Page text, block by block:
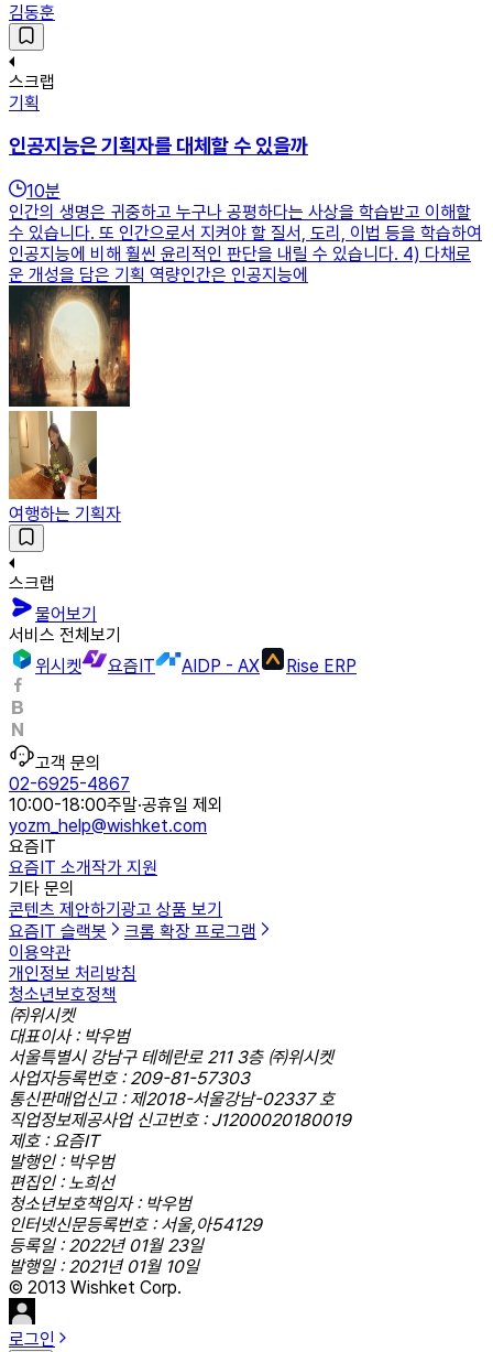
김동훈
스크랩
기획
인공지능은 기획자를 대체할 수 있을까
10분
인간의 생명은 귀중하고 누구나 공평하다는 사상을 학습받고 이해할
수 있습니다. 또 인간으로서 지켜야 할 질서, 도리, 이법 등을 학습하여
인공지능에 비해 훨씬 윤리적인 판단을 내릴 수 있습니다. 4) 다채로
운 개성을 담은 기획 역량인간은 인공지능에
여행하는 기획자
스크랩
물어보기
서비스 전체보기
위시켓
요즘IT AIDP - AX Rise ERP
고객 문의
02-6925-4867
10:00-18:00주말·공휴일 제외
yozm_help@wishket.com
요즘IT
요즘IT 소개작가 지원
기타 문의
콘텐츠 제안하기 광고 상품 보기
요즘IT 슬랙봇
크롬 확장 프로그램
이용약관
개인정보 처리방침
청소년보호정책
㈜위시켓
대표이사 : 박우범
서울특별시 강남구 테헤란로 211 3층 ㈜위시켓
사업자등록번호 : 209-81-57303
통신판매업신고 : 제2018-서울강남-02337 호
직업정보제공사업 신고번호 : J1200020180019
제호 : 요즘IT
발행인 : 박우범
편집인 : 노희선
청소년보호책임자 : 박우범
인터넷신문등록번호 : 서울,아54129
등록일 : 2022년 01월 23일
발행일 : 2021년 01월 10일
© 2013 Wishket Corp.
로그인